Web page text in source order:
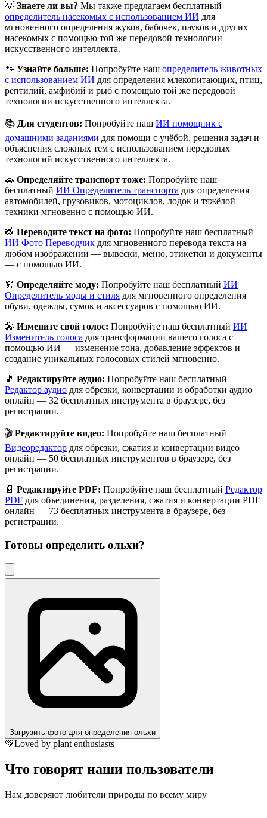
💡 Знаете ли вы? Мы также предлагаем бесплатный
определитель насекомых с использованием ИИ для
мгновенного определения жуков, бабочек, пауков и других
насекомых с помощью той же передовой технологии
искусственного интеллекта.
🐾 Узнайте больше: Попробуйте наш определитель животных
с использованием ИИ для определения млекопитающих, птиц,
рептилий, амфибий и рыб с помощью той же передовой
технологии искусственного интеллекта.
📚 Для студентов: Попробуйте наш ИИ помощник с
домашними заданиями для помощи с учёбой, решения задач и
объяснения сложных тем с использованием передовых
технологий искусственного интеллекта.
🚗 Определяйте транспорт тоже: Попробуйте наш
бесплатный ИИ Определитель транспорта для определения
автомобилей, грузовиков, мотоциклов, лодок и тяжёлой
техники мгновенно с помощью ИИ.
📸 Переводите текст на фото: Попробуйте наш бесплатный
ИИ Фото Переводчик для мгновенного перевода текста на
любом изображении — вывески, меню, этикетки и документы
— с помощью ИИ.
👗 Определяйте моду: Попробуйте наш бесплатный ИИ
Определитель моды и стиля для мгновенного определения
обуви, одежды, сумок и аксессуаров с помощью ИИ.
🎤 Измените свой голос: Попробуйте наш бесплатный ИИ
Изменитель голоса для трансформации вашего голоса с
помощью ИИ — изменение тона, добавление эффектов и
создание уникальных голосовых стилей мгновенно.
🎵 Редактируйте аудио: Попробуйте наш бесплатный
Редактор аудио для обрезки, конвертации и обработки аудио
онлайн — 32 бесплатных инструмента в браузере, без
регистрации.
🎬 Редактируйте видео: Попробуйте наш бесплатный
Видеоредактор для обрезки, сжатия и конвертации видео
онлайн — 50 бесплатных инструментов в браузере, без
регистрации.
📄 Редактируйте PDF: Попробуйте наш бесплатный Редактор
PDF для объединения, разделения, сжатия и конвертации PDF
онлайн — 73 бесплатных инструмента в браузере, без
регистрации.
Готовы определить ольхи?
Загрузить фото для определения ольхи
💚Loved by plant enthusiasts
Что говорят наши пользователи
Нам доверяют любители природы по всему миру